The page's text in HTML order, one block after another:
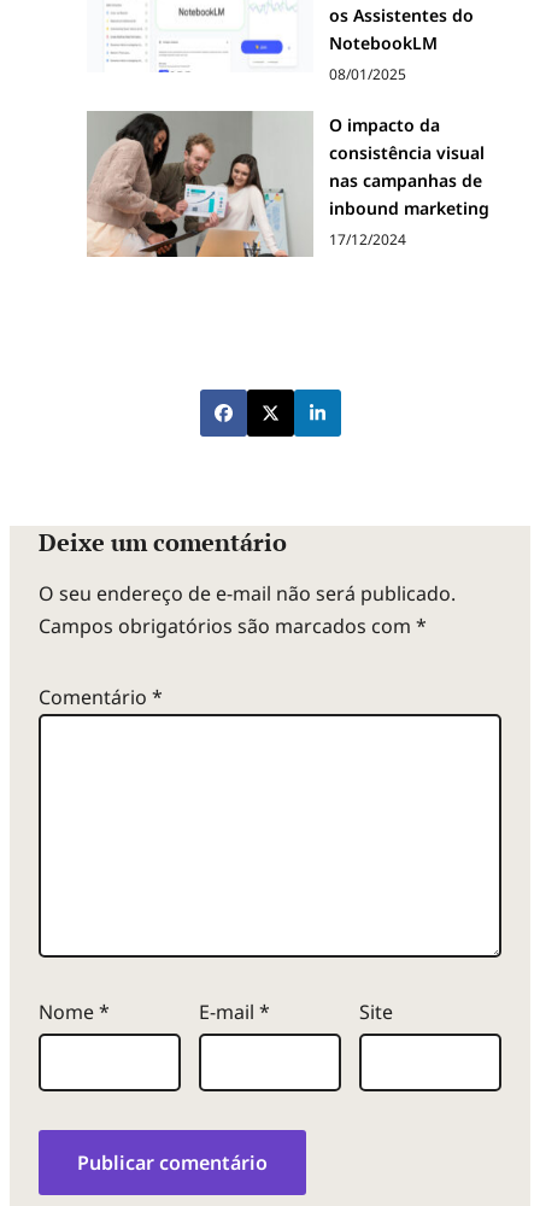
os Assistentes do
NotebookLM
08/01/2025
O impacto da
consistência visual
nas campanhas de
inbound marketing
17/12/2024
Deixe um comentário
O seu endereço de e-mail não será publicado.
Campos obrigatórios são marcados com *
Comentário *
Nome* E-mail * Site